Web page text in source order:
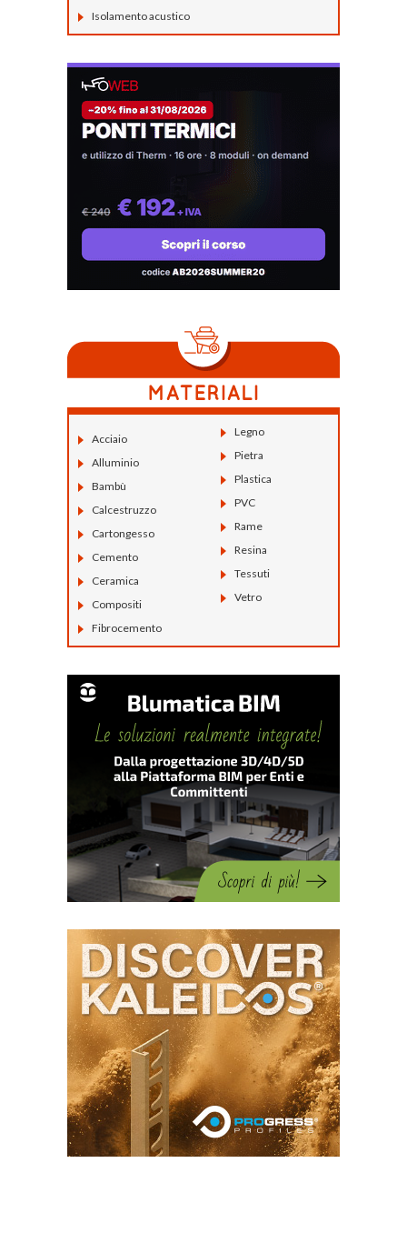
Isolamento acustico
Acciaio
Alluminio
Bambù
Calcestruzzo
Cartongesso
Cemento
Ceramica
Compositi
Fibrocemento
Legno
Pietra
Plastica
PVC
Rame
Resina
Tessuti
Vetro